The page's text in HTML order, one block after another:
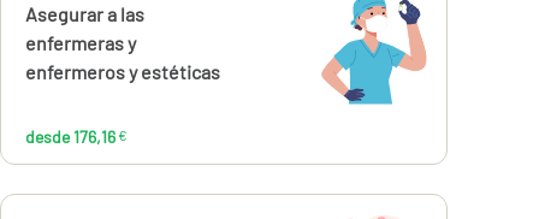
Calcúlalo ahora
Asegurar a las
enfermeras y
enfermeros y estéticas
desde 176,16 €
176,16